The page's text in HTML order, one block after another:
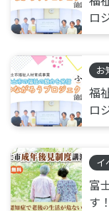
ロ
お
福
ロ
イ
富
す！